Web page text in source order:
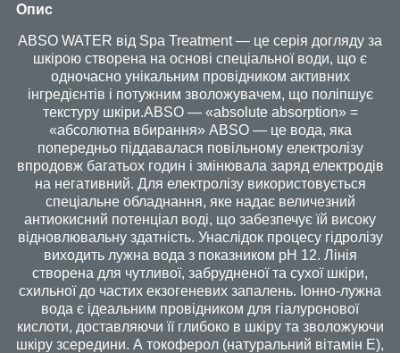
Опис
ABSO WATER від Spa Treatment — це серія догляду за
шкірою створена на основі спеціальної води, що є
одночасно унікальним провідником активних
інгредієнтів і потужним зволожувачем, що поліпшує
текстуру шкіри.ABSO — «absolute absorption» =
«абсолютна вбирання» ABSO — це вода, яка
попередньо піддавалася повільному електролізу
впродовж багатьох годин і змінювала заряд електродів
на негативний. Для електролізу використовується
спеціальне обладнання, яке надає величезний
антиокисний потенціал воді, що забезпечує їй високу
відновлювальну здатність. Унаслідок процесу гідролізу
виходить лужна вода з показником pH 12. Лінія
створена для чутливої, забрудненої та сухої шкіри,
схильної до частих екзогеневих запалень. Іонно-лужна
вода є ідеальним провідником для гіалуронової
кислоти, доставляючи її глибоко в шкіру та зволожуючи
шкіру зсередини. А токоферол (натуральний вітамін Е),